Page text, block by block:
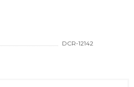
DCR-12142